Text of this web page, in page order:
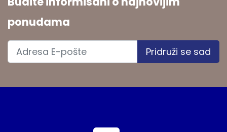
ponudama
Pridruži se sad